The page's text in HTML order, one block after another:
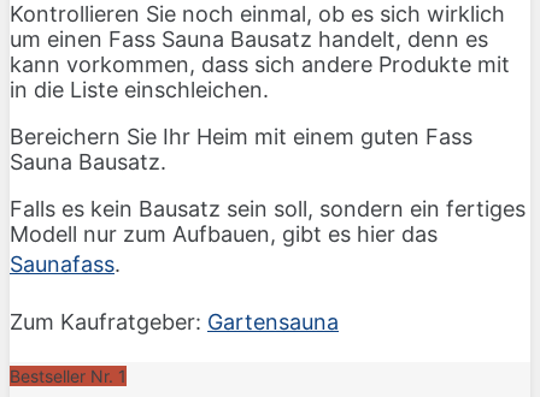
Kontrollieren Sie noch einmal, ob es sich wirklich
um einen Fass Sauna Bausatz handelt, denn es
kann vorkommen, dass sich andere Produkte mit
in die Liste einschleichen.
Bereichern Sie Ihr Heim mit einem guten Fass
Sauna Bausatz.
Falls es kein Bausatz sein soll, sondern ein fertiges
Modell nur zum Aufbauen, gibt es hier das
Saunafass.
Zum Kaufratgeber: Gartensauna
Bestseller Nr. 1